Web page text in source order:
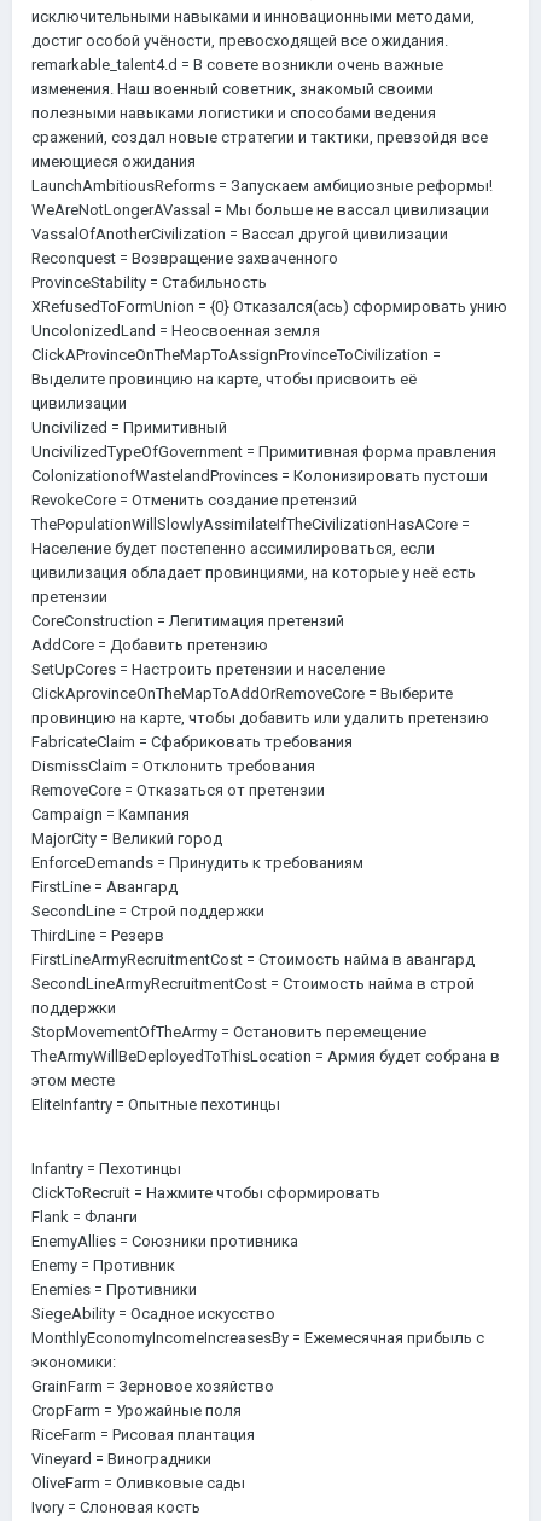
исключительными навыками и инновационными методами,
достиг особой учёности, превосходящей все ожидания.
remarkable_talent4.d = В совете возникли очень важные
изменения. Наш военный советник, знакомый своими
полезными навыками логистики и способами ведения
сражений, создал новые стратегии и тактики, превзойдя все
имеющиеся ожидания
LaunchAmbitiousReforms = Запускаем амбициозные реформы!
WeAreNotLongerAVassal = Мы больше не вассал цивилизации
VassalOfAnotherCivilization = Вассал другой цивилизации
Reconquest = Возвращение захваченного
ProvinceStability = Стабильность
XRefusedToFormUnion = {0} Отказался(ась) сформировать унию
UncolonizedLand = Неосвоенная земля
ClickAProvinceOnTheMapToAssignProvinceToCivilization =
Выделите провинцию на карте, чтобы присвоить её
цивилизации
Uncivilized = Примитивный
UncivilizedTypeOfGovernment = Примитивная форма правления
ColonizationofWastelandProvinces = Колонизировать пустоши
RevokeCore = Отменить создание претензий
ThePopulationWillSlowlyAssimilateIfTheCivilizationHasACore =
Население будет постепенно ассимилироваться, если
цивилизация обладает провинциями, на которые у неё есть
претензии
CoreConstruction = Легитимация претензий
AddCore = Добавить претензию
SetUpCores = Настроить претензии и население
ClickAprovinceOnTheMapToAddOrRemoveCore = Выберите
провинцию на карте, чтобы добавить или удалить претензию
FabricateClaim = Сфабриковать требования
DismissClaim = Отклонить требования
RemoveCore = Отказаться от претензии
Campaign = Кампания
MajorCity = Великий город
EnforceDemands = Принудить к требованиям
FirstLine = Авангард
SecondLine = Строй поддержки
ThirdLine = Резерв
FirstLineArmyRecruitmentCost = Стоимость найма в авангард
SecondLineArmyRecruitmentCost = Стоимость найма в строй
поддержки
StopMovementOfTheArmy = Остановить перемещение
TheArmyWillBeDeployedToThisLocation = Армия будет собрана в
этом месте
EliteInfantry = Опытные пехотинцы
Infantry = Пехотинцы
ClickToRecruit = Нажмите чтобы сформировать
Flank = Фланги
EnemyAllies = Союзники противника
Enemy = Противник
Enemies = Противники
SiegeAbility = Осадное искусство
MonthlyEconomyIncomeIncreasesBy = Ежемесячная прибыль с
экономики:
GrainFarm = Зерновое хозяйство
CropFarm = Урожайные поля
RiceFarm = Рисовая плантация
Vineyard = Виноградники
OliveFarm = Оливковые сады
Ivory = Слоновая кость